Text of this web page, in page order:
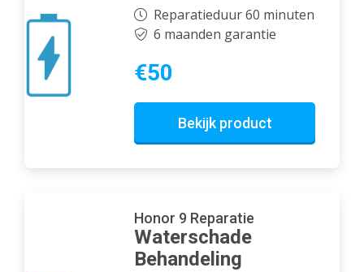
Reparatieduur 60 minuten
6 maanden garantie
€50
Bekijk product
Honor 9 Reparatie
Waterschade
Behandeling